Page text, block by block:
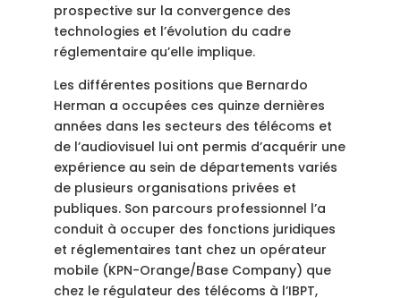
prospective sur la convergence des
technologies et l’évolution du cadre
réglementaire qu’elle implique.
Les différentes positions que Bernardo
Herman a occupées ces quinze dernières
années dans les secteurs des télécoms et
de l’audiovisuel lui ont permis d’acquérir une
expérience au sein de départements variés
de plusieurs organisations privées et
publiques. Son parcours professionnel l’a
conduit à occuper des fonctions juridiques
et réglementaires tant chez un opérateur
mobile (KPN-Orange/Base Company) que
chez le régulateur des télécoms à l’IBPT,